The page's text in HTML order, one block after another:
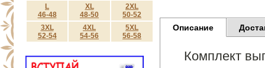
L
46-48
XL
48-50
2XL
50-52
3XL
52-54
4XL
54-56
5XL
56-58
Описание
Комплект